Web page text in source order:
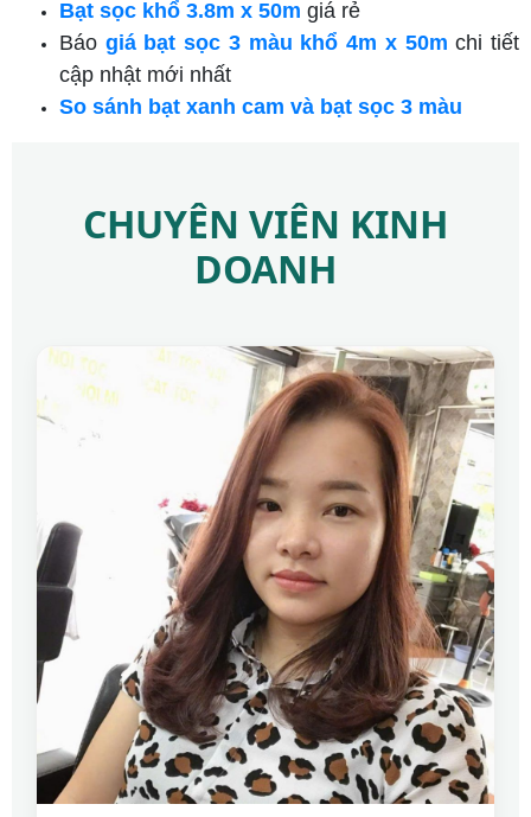
Bạt sọc khổ 3.8m x 50m giá rẻ
Báo giá bạt sọc 3 màu khổ 4m x 50m chi tiết
cập nhật mới nhất
So sánh bạt xanh cam và bạt sọc 3 màu
CHUYÊN VIÊN KINH
DOANH